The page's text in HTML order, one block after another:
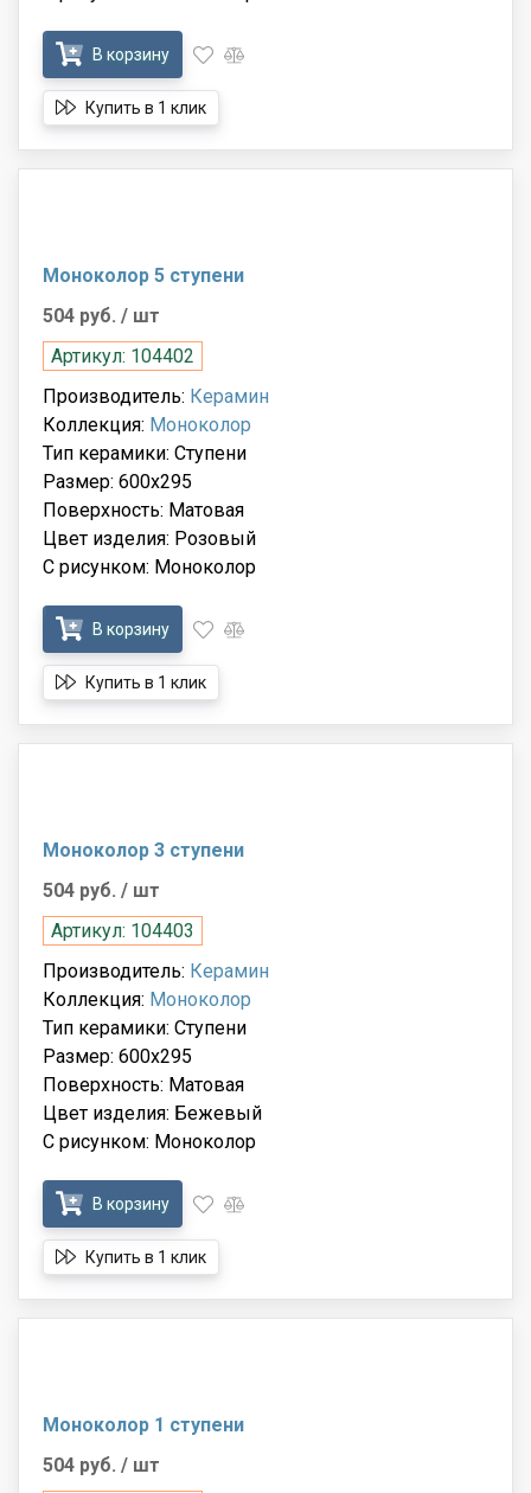
В корзину
Купить в 1 клик
Моноколор 5 ступени
504 руб. / шт
Артикул: 104402
Производитель: Керамин
Коллекция: Моноколор
Тип керамики: Ступени
Размер: 600x295
Поверхность: Матовая
Цвет изделия: Розовый
С рисунком: Моноколор
В корзину
Купить в 1 клик
Моноколор 3 ступени
504 руб. / шт
Артикул: 104403
Производитель: Керамин
Коллекция: Моноколор
Тип керамики: Ступени
Размер: 600x295
Поверхность: Матовая
Цвет изделия: Бежевый
С рисунком: Моноколор
В корзину
Купить в 1 клик
Моноколор 1 ступени
504 руб. / шт